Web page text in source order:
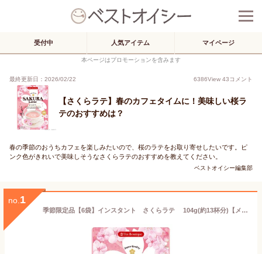
受付中 人気アイテム マイページ
本ページはプロモーションを含みます
最終更新日：2026/02/22 6386View 43コメント
【さくらラテ】春のカフェタイムに！美味しい桜ラ
テのおすすめは？
春の季節のおうちカフェを楽しみたいので、桜のラテをお取り寄せしたいです。ピ
ンク色がきれいで美味しそうなさくらラテのおすすめを教えてください。
ベストオイシー編集部
no. 1
季節限定品【6袋】インスタント さくらラテ 104g(約13杯分)【メール便配送(ポスト投函)、代引不可】